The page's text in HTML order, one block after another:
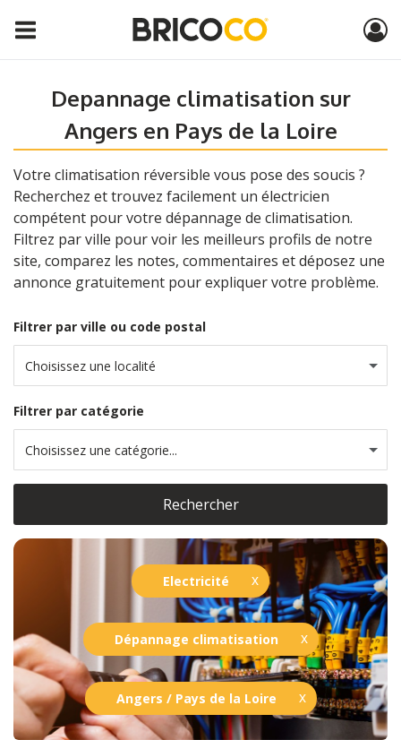
Electricité
Dépannage climatisation
Angers / Pays de la Loire
Depannage climatisation sur
Angers en Pays de la Loire
Votre climatisation réversible vous pose des soucis ?
Recherchez et trouvez facilement un électricien
compétent pour votre dépannage de climatisation.
Filtrez par ville pour voir les meilleurs profils de notre
site, comparez les notes, commentaires et déposez une
annonce gratuitement pour expliquer votre problème.
Filtrer par ville ou code postal
Choisissez une localité
Filtrer par catégorie
Choisissez une catégorie...
Rechercher